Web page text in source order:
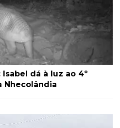
dá à luz ao 4º
Nhecolândia